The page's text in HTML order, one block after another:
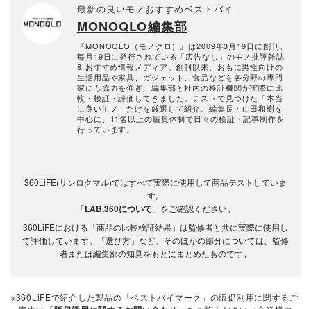
最新の良いモノおすすめベストバイ
MONOQLO編集部
『MONOQLO（モノクロ）』は2009年3月19日に創刊、
毎月19日に発行されている「広告なし」のモノ批評雑誌
& おすすめ情報メディア。創刊以来、おもに男性向けの
生活用品や家具、ガジェット、食品などを各分野の専門
家にも協力を仰ぎ、編集部と社内の検証機関が実際に比
較・検証・評価してきました。テストで見つけた「本当
に良いモノ」だけを厳選して紹介。編集長・山田和樹を
中心に、11名以上の編集体制で日々の検証・記事制作を
行っています。
360LiFE(サンロクマル)ではすべて実際に使用して商品テストしていま
す。
「LAB.360について 」をご確認ください。
360LiFEにおける「商品の比較検証結果」は監修者と共に実際に使用し
て評価しています。「選び方」など、そのほかの部分については、監修
者または編集部の知見をもとにまとめたものです。
※360LiFEで紹介した製品の「ベストバイマーク」の販促利用に関するご